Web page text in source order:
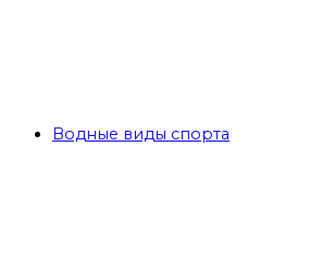
Водные виды спорта